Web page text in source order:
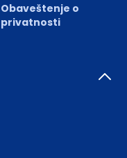
Obaveštenje o
privatnosti